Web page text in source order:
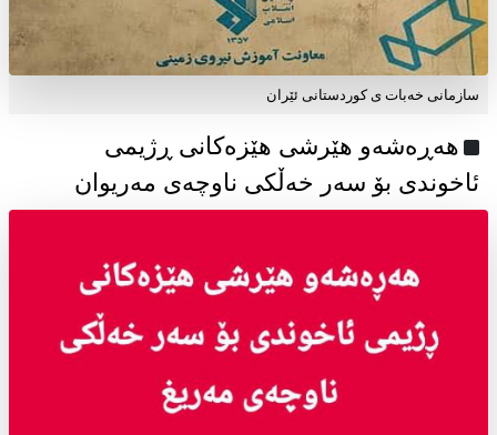
سازمانی خەبات ی كوردستانی ئێران
هەڕەشەو هێرشی هێزەکانی ڕژیمی
ئاخوندی بۆ سەر خەڵکی ناوچەی مەریوان